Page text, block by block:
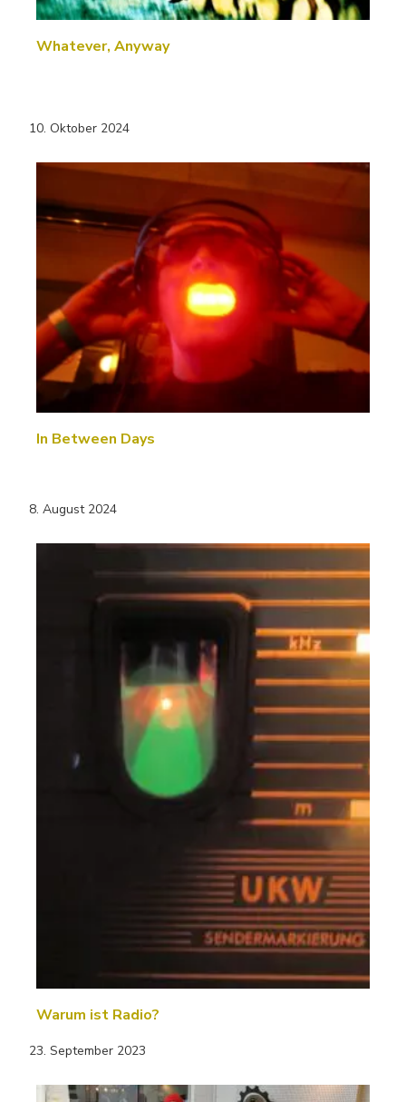
Whatever, Anyway
10. Oktober 2024
In Between Days
8. August 2024
Warum ist Radio?
23. September 2023